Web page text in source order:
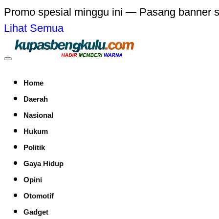
Promo spesial minggu ini — Pasang banner
Lihat Semua
Home
Daerah
Nasional
Hukum
Politik
Gaya Hidup
Opini
Otomotif
Gadget